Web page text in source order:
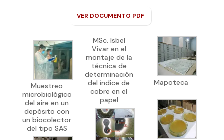
VER DOCUMENTO PDF
Muestreo
microbiológico
del aire en un
depósito con
un biocolector
del tipo SAS
MSc. Isbel
Vivar en el
montaje de la
técnica de
determinación
del índice de
cobre en el
papel
Mapoteca